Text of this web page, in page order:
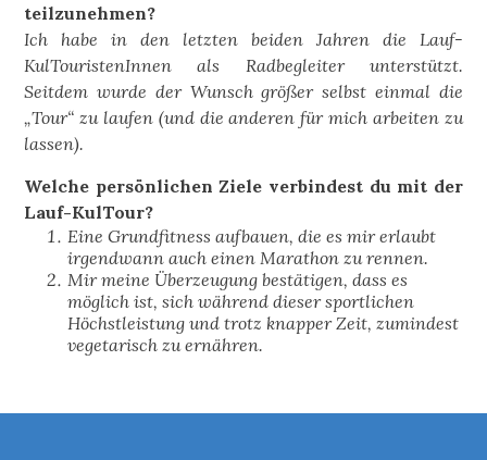
teilzunehmen?
Ich habe in den letzten beiden Jahren die Lauf-
KulTouristenInnen als Radbegleiter unterstützt.
Seitdem wurde der Wunsch größer selbst einmal die
„Tour“ zu laufen (und die anderen für mich arbeiten zu
lassen).
Welche persönlichen Ziele verbindest du mit der
Lauf-KulTour?
Eine Grundfitness aufbauen, die es mir erlaubt
irgendwann auch einen Marathon zu rennen.
Mir meine Überzeugung bestätigen, dass es
möglich ist, sich während dieser sportlichen
Höchstleistung und trotz knapper Zeit, zumindest
vegetarisch zu ernähren.